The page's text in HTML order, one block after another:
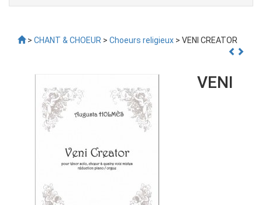
> CHANT & CHOEUR > Choeurs religieux > VENI CREATOR
VENI